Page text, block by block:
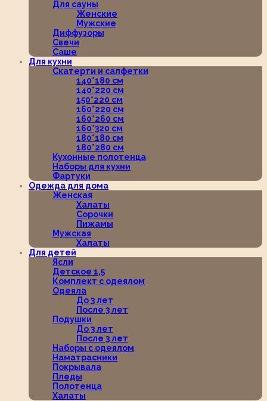
Для сауны
Женские
Мужские
Диффузоры
Свечи
Саше
Для кухни
Скатерти и салфетки
140*180 см
140*220 см
150*220 см
160*220 см
160*260 см
160*320 см
180*180 см
180*280 см
Кухонные полотенца
Наборы для кухни
Фартуки
Одежда для дома
Женская
Халаты
Сорочки
Пижамы
Мужская
Халаты
Для детей
Ясли
Детское 1,5
Комплект с одеялом
Одеяла
До 3 лет
После 3 лет
Подушки
До 3 лет
После 3 лет
Наборы с одеялом
Наматрасники
Покрывала
Пледы
Полотенца
Халаты